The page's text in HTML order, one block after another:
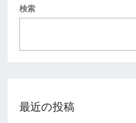
合
検索
最近の投稿